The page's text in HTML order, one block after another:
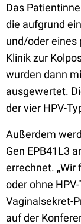
Das
die aufgrund
und/oder eines
Klinik zur
wurden dann
ausgewertet.
der vier HPV-
Außerdem
Gen EPB41L3
errechnet. „Wir
oder ohne
Vaginalsekret-
auf der